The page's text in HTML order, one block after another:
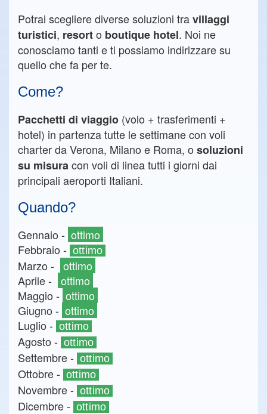
Potrai scegliere diverse soluzioni travillaggi
turistici, resorto boutique hotel. Noi ne
conosciamo tanti e ti possiamo indirizzare su
quello che fa per te.
Come?
Pacchetti di viaggio (volo + trasferimenti +
hotel) in partenza tutte le settimane con voli
charter da Verona, Milano e Roma, o soluzioni
su misuracon voli di linea tutti i giorni dai
principali aeroporti Italiani.
Quando?
Gennaio - ottimo
Febbraio - ottimo
Marzo -
ottimo
Aprile -
ottimo
Maggio - ottimo
Giugno - ottimo
Luglio - ottimo
Agosto - ottimo
Settembre - ottimo
Ottobre - ottimo
Novembre - ottimo
Dicembre - ottimo